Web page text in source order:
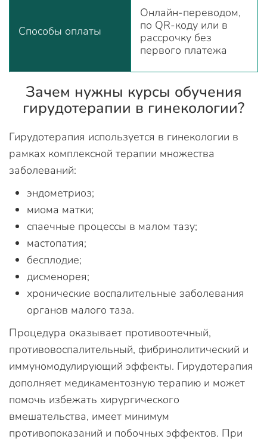
Способы оплаты
Онлайн-переводом,
по QR-коду или в
рассрочку без
первого платежа
Зачем нужны курсы обучения
гирудотерапии в гинекологии?
Гирудотерапия используется в гинекологии в
рамках комплексной терапии множества
заболеваний:
эндометриоз;
миома матки;
спаечные процессы в малом тазу;
мастопатия;
бесплодие;
дисменорея;
хронические воспалительные заболевания
органов малого таза.
Процедура оказывает противоотечный,
противовоспалительный, фибринолитический и
иммуномодулирующий эффекты. Гирудотерапия
дополняет медикаментозную терапию и может
помочь избежать хирургического
вмешательства, имеет минимум
противопоказаний и побочных эффектов. При